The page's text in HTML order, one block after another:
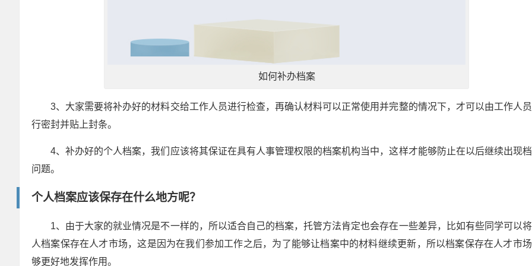
如何补办档案
3、大家需要将补办好的材料交给工作人员进行检查，再确认材料可以正常使用并完整的情况下，才可以由工作人
行密封并贴上封条。
4、补办好的个人档案，我们应该将其保证在具有人事管理权限的档案机构当中，这样才能够防止在以后继续出现
问题。
个人档案应该保存在什么地方呢？
1、由于大家的就业情况是不一样的，所以适合自己的档案，托管方法肯定也会存在一些差异，比如有些同学可以
人档案保存在人才市场，这是因为在我们参加工作之后，为了能够让档案中的材料继续更新，所以档案保存在人才市
够更好地发挥作用。